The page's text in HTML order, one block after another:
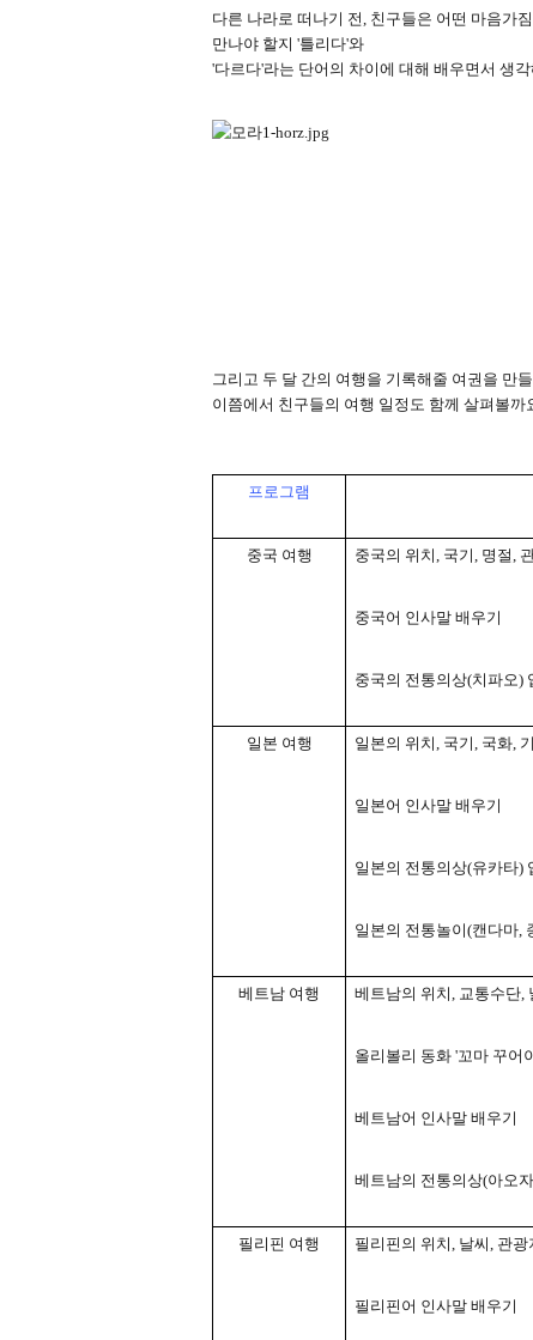
다른 나라로 떠나기 전 친구들은 어떤 마음가
만나야 할지 '틀리다'와
'다르다'라는 단어의 차이에 대해 배우면서 생
그리고 두 달 간의 여행을 기록해줄 여권을 만
이쯤에서 친구들의 여행 일정도 함께 살펴볼까
프로그램
중국 여행 중국의 위치 국기 명절
중국어 인사말 배우기
중국의 전통의상(치파오)
일본 여행 일본의 위치 국기 국화
일본어 인사말 배우기
일본의 전통의상(유카타)
일본의 전통놀이(캔다마
베트남 여행 베트남의 위치 교통수단
올리볼리 동화 '꼬마 꾸어
베트남어 인사말 배우기
베트남의 전통의상(아오
필리핀 여행 필리핀의 위치 날씨 관광
필리핀어 인사말 배우기